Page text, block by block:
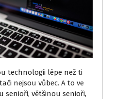
technologii lépe než ti
nejsou vůbec. A to ve
senioři, většinou senioři,